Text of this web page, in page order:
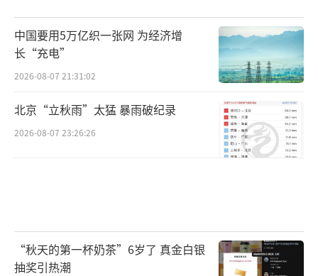
中国要用5万亿织一张网 为经济增
长“充电”
2026-08-07 21:31:02
北京“立秋雨”太猛 暴雨破纪录
2026-08-07 23:26:26
“秋天的第一杯奶茶”6岁了 真金白银
抽奖引热潮